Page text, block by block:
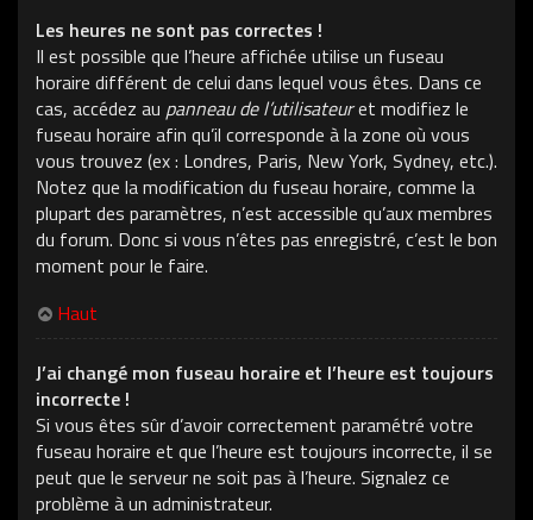
Les heures ne sont pas correctes !
Il est possible que l’heure affichée utilise un fuseau
horaire différent de celui dans lequel vous êtes. Dans ce
cas, accédez au panneau de l’utilisateuret modifiez le
fuseau horaire afin qu’il corresponde à la zone où vous
vous trouvez (ex : Londres, Paris, New York, Sydney, etc.).
Notez que la modification du fuseau horaire, comme la
plupart des paramètres, n’est accessible qu’aux membres
du forum. Donc si vous n’êtes pas enregistré, c’est le bon
moment pour le faire.
Haut
J’ai changé mon fuseau horaire et l’heure est toujours
incorrecte !
Si vous êtes sûr d’avoir correctement paramétré votre
fuseau horaire et que l’heure est toujours incorrecte, il se
peut que le serveur ne soit pas à l’heure. Signalez ce
problème à un administrateur.